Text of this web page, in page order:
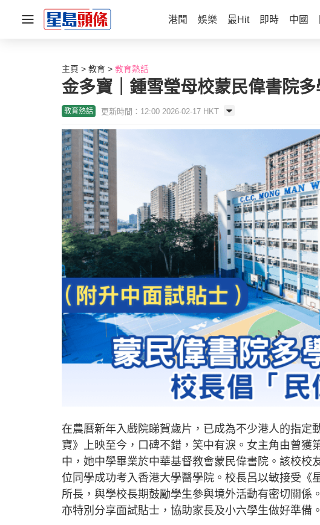
港聞 娛樂 最Hit 即時 中國
主頁 教育 教育熱話
金多寶｜鍾雪瑩母校蒙民偉書院
教育熱話 更新時間：12:00 2026-02-17 HKT
在農曆新年入戲院睇賀歲片，已成為不少港人的指定
寶》上映至今，口碑不錯，笑中有淚。女主角由曾
中，她中學畢業於中華基督教會蒙民偉書院。該校
位同學成功考入香港大學醫學院。校長呂以敏接受
所長，與學校長期鼓勵學生參與境外活動有密切關
亦特別分享面試貼士，協助家長及小六學生做好準備。